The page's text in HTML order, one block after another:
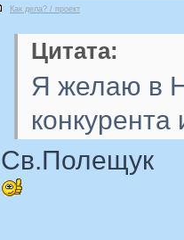
Как дела? / проект
Цитата:
Я желаю в
конкурента
Св.Полещук